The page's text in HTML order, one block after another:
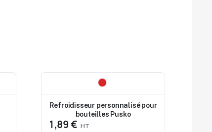
Refroidisseur personnalisé pour
bouteilles Pusko
1,89 €